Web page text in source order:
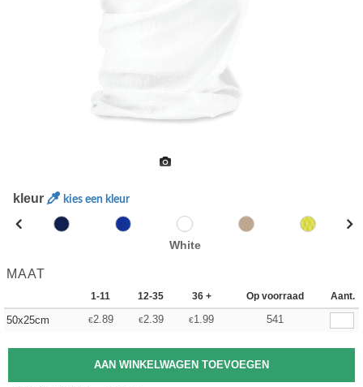
kleur kies een kleur
White
MAAT
1-11 12-35 36 + Op voorraad Aant.
50x25cm €2.89 €2.39 €1.99 541